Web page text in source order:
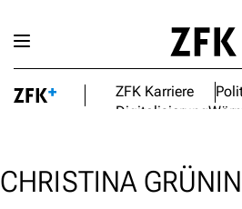
ZFK Karriere
Digitalisierung
CHRISTINA